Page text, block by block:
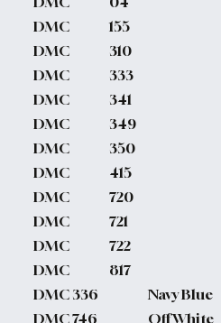
DMC
155
DMC
310
DMC
333
DMC
341
DMC
349
DMC
350
DMC
415
DMC
720
DMC
721
DMC
722
DMC
817
DMC 336
Navy Blue
DMC746
Off White